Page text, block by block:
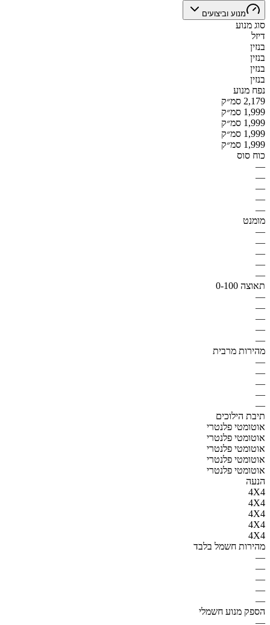
מנוע וביצועים
סוג מנוע
דיזל
בנזין
בנזין
בנזין
בנזין
נפח מנוע
2,179 סמ״ק
1,999 סמ״ק
1,999 סמ״ק
1,999 סמ״ק
1,999 סמ״ק
כוח סוס
—
—
—
—
—
מומנט
—
—
—
—
—
תאוצה 0-100
—
—
—
—
—
מהירות מרבית
—
—
—
—
—
תיבת הילוכים
אוטומטי פלנטרי
אוטומטי פלנטרי
אוטומטי פלנטרי
אוטומטי פלנטרי
אוטומטי פלנטרי
הנעה
4X4
4X4
4X4
4X4
4X4
מהירות חשמל בלבד
—
—
—
—
—
הספק מנוע חשמלי
—